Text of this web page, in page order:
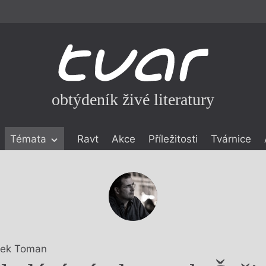
obtýdeník živé literatury
Témata Ravt Akce Příležitosti Tvárnice
Toman